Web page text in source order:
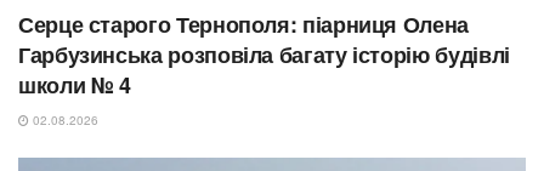
Серце старого Тернополя: піарниця Олена
Гарбузинська розповіла багату історію будівлі
школи № 4
02.08.2026